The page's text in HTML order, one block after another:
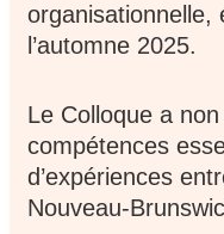
organisationnelle,
l’automne 2025.
Le Colloque a
compétences
d’expériences
Nouveau-